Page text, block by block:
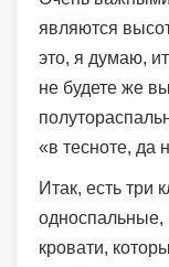
являются
это, я думаю,
не будете же
«в тесноте, да
Итак, есть три
односпальные,
кровати,